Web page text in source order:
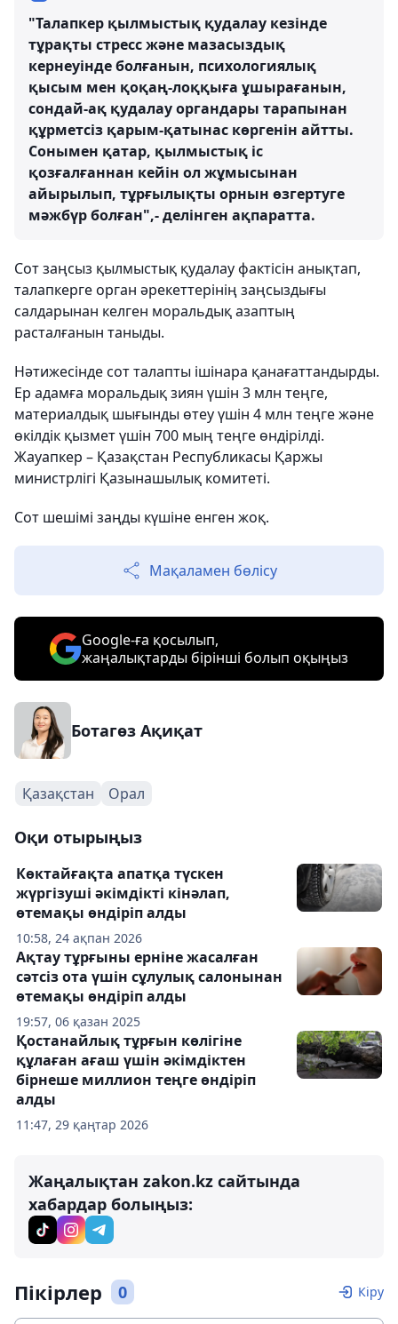
"Талапкер қылмыстық қудалау кезінде
тұрақты стресс және мазасыздық
кернеуінде болғанын, психологиялық
қысым мен қоқаң-лоққыға ұшырағанын,
сондай-ақ қудалау органдары тарапынан
құрметсіз қарым-қатынас көргенін айтты.
Сонымен қатар, қылмыстық іс
қозғалғаннан кейін ол жұмысынан
айырылып, тұрғылықты орнын өзгертуге
мәжбүр болған",- делінген ақпаратта.
Сот заңсыз қылмыстық қудалау фактісін анықтап,
талапкерге орган әрекеттерінің заңсыздығы
салдарынан келген моральдық азаптың
расталғанын таныды.
Нәтижесінде сот талапты ішінара қанағаттандырды.
Ер адамға моральдық зиян үшін 3 млн теңге,
материалдық шығынды өтеу үшін 4 млн теңге және
өкілдік қызмет үшін 700 мың теңге өндірілді.
Жауапкер – Қазақстан Республикасы Қаржы
министрлігі Қазынашылық комитеті.
Сот шешімі заңды күшіне енген жоқ.
Мақаламен бөлісу
Google-ға қосылып,
жаңалықтарды бірінші болып оқыңыз
Ботагөз Ақиқат
Қазақстан Орал
Оқи отырыңыз
10:58, 24 ақпан 2026
Көктайғақта апатқа түскен
жүргізуші әкімдікті кінәлап,
өтемақы өндіріп алды
19:57, 06 қазан 2025
Ақтау тұрғыны ерніне жасалған
сәтсіз ота үшін сұлулық салонынан
өтемақы өндіріп алды
11:47, 29 қаңтар 2026
Қостанайлық тұрғын көлігіне
құлаған ағаш үшін әкімдіктен
бірнеше миллион теңге өндіріп
алды
Жаңалықтан zakon.kz сайтында
хабардар болыңыз:
Пікірлер 0 Кіру